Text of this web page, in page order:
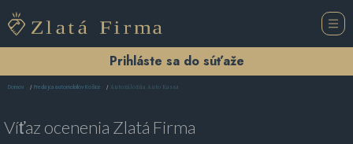
Prihláste sa do súťaže
Domov Predajca automobilov Košice Autozáložňa Auto Kassa
Víťaz ocenenia Zlatá Firma